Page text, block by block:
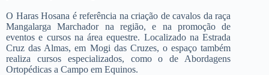
O Haras Hosana é referência na criação de cavalos da raça
Mangalarga Marchador na região, e na promoção de
eventos e cursos na área equestre. Localizado na Estrada
Cruz das Almas, em Mogi das Cruzes, o espaço também
realiza cursos especializados, como o de Abordagens
Ortopédicas a Campo em Equinos.